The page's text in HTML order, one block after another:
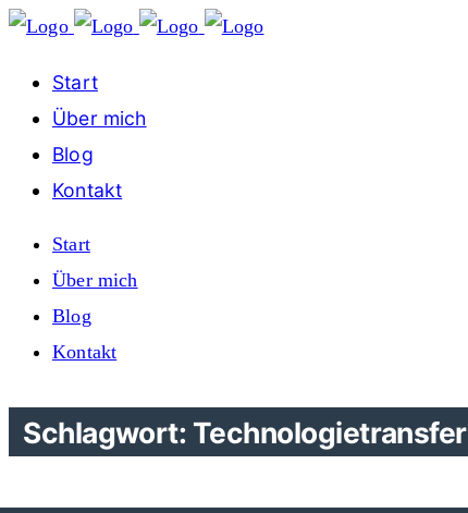
Start
Über mich
Blog
Kontakt
Start
Über mich
Blog
Kontakt
Schlagwort: Technologietransfer